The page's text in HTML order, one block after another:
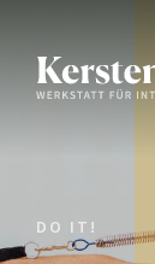
DO IT!